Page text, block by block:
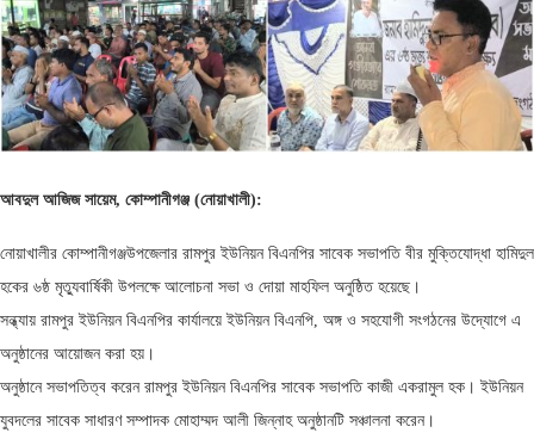
আবদুল আজিজ সায়েম, কোম্পানীগঞ্জ (নোয়াখালী):
নোয়াখালীর কোম্পানীগঞ্জউপজেলার রামপুর ইউনিয়ন বিএনপির সাবেক সভাপতি বীর মুক্তিযোদ্ধা হামিদুল
হকের ৬ষ্ঠ মৃত্যুবার্ষিকী উপলক্ষে আলোচনা সভা ও দোয়া মাহফিল অনুষ্ঠিত হয়েছে।
সন্ধ্যায় রামপুর ইউনিয়ন বিএনপির কার্যালয়ে ইউনিয়ন বিএনপি, অঙ্গ ও সহযোগী সংগঠনের উদ্যোগে এ
অনুষ্ঠানের আয়োজন করা হয়।
অনুষ্ঠানে সভাপতিত্ব করেন রামপুর ইউনিয়ন বিএনপির সাবেক সভাপতি কাজী একরামুল হক। ইউনিয়ন
যুবদলের সাবেক সাধারণ সম্পাদক মোহাম্মদ আলী জিন্নাহ অনুষ্ঠানটি সঞ্চালনা করেন।